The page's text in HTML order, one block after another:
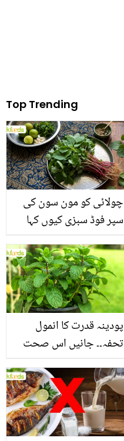
Top Trending
چولائی کو مون سون کی
سپر فوڈ سبزی کیوں کہا
منرلز اور اینٹی آکسیڈنٹس
سے بھرپور اس سبزی کے
فائدے
پودینہ قدرت کا انمول
تحفہ۔۔ جانیں اس صحت
انگیز طبی فوائد